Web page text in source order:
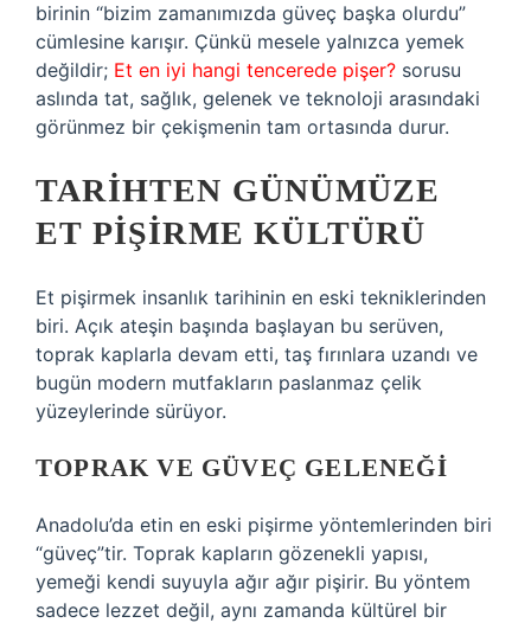
birinin “bizim zamanımızda güveç başka olurdu”
cümlesine karışır. Çünkü mesele yalnızca yemek
değildir; Et en iyi hangi tencerede pişer? sorusu
aslında tat, sağlık, gelenek ve teknoloji arasındaki
görünmez bir çekişmenin tam ortasında durur.
TARIHTEN GÜNÜMÜZE
ET PIŞIRME KÜLTÜRÜ
Et pişirmek insanlık tarihinin en eski tekniklerinden
biri. Açık ateşin başında başlayan bu serüven,
toprak kaplarla devam etti, taş fırınlara uzandı ve
bugün modern mutfakların paslanmaz çelik
yüzeylerinde sürüyor.
TOPRAK VE GÜVEÇ GELENEĞI
Anadolu’da etin en eski pişirme yöntemlerinden biri
“güveç”tir. Toprak kapların gözenekli yapısı,
yemeği kendi suyuyla ağır ağır pişirir. Bu yöntem
sadece lezzet değil, aynı zamanda kültürel bir